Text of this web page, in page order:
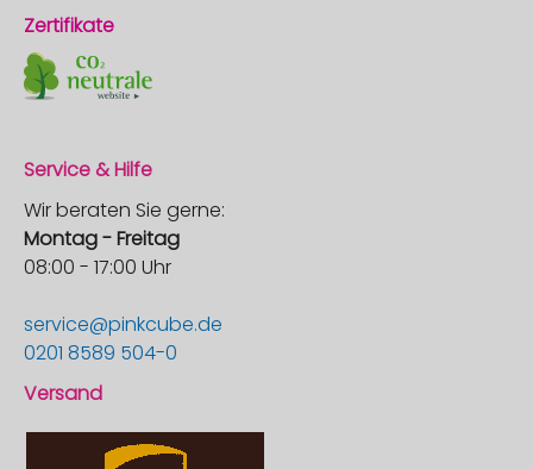
Zertifikate
Service & Hilfe
Wir beraten Sie gerne:
Montag - Freitag
08:00 - 17:00 Uhr
service@pinkcube.de
0201 8589 504-0
Versand